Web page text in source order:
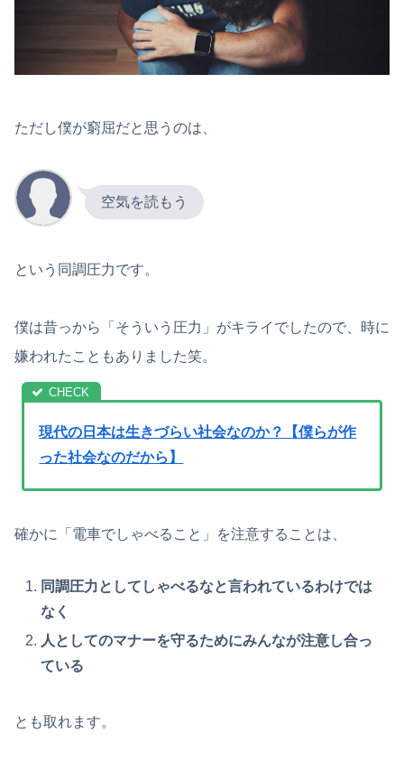
ただし僕が窮屈だと思うのは、
空気を読もう
という同調圧力です。
僕は昔っから「そういう圧力」がキライでしたので、時に
嫌われたこともありました笑。
現代の日本は生きづらい社会なのか？【僕らが作
った社会なのだから】
確かに「電車でしゃべること」を注意することは、
同調圧力としてしゃべるなと言われているわけでは
なく
人としてのマナーを守るためにみんなが注意し合っ
ている
とも取れます。